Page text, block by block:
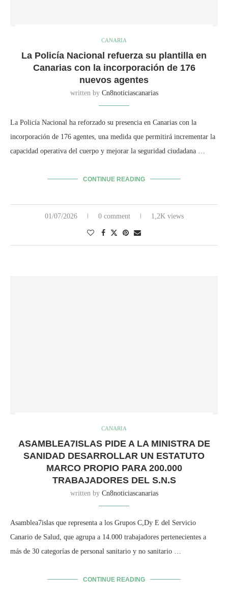
CANARIA
La Policía Nacional refuerza su plantilla en
Canarias con la incorporación de 176
nuevos agentes
written by Cn8noticiascanarias
La Policía Nacional ha reforzado su presencia en Canarias con la
incorporación de 176 agentes, una medida que permitirá incrementar la
capacidad operativa del cuerpo y mejorar la seguridad ciudadana …
CONTINUE READING
01/07/2026 0 comment 1,2K views
CANARIA
ASAMBLEA7ISLAS PIDE A LA MINISTRA DE
SANIDAD DESARROLLAR UN ESTATUTO
MARCO PROPIO PARA 200.000
TRABAJADORES DEL S.N.S
written by Cn8noticiascanarias
Asamblea7islas que representa a los Grupos C,Dy E del Servicio
Canario de Salud, que agrupa a 14.000 trabajadores pertenecientes a
más de 30 categorías de personal sanitario y no sanitario …
CONTINUE READING